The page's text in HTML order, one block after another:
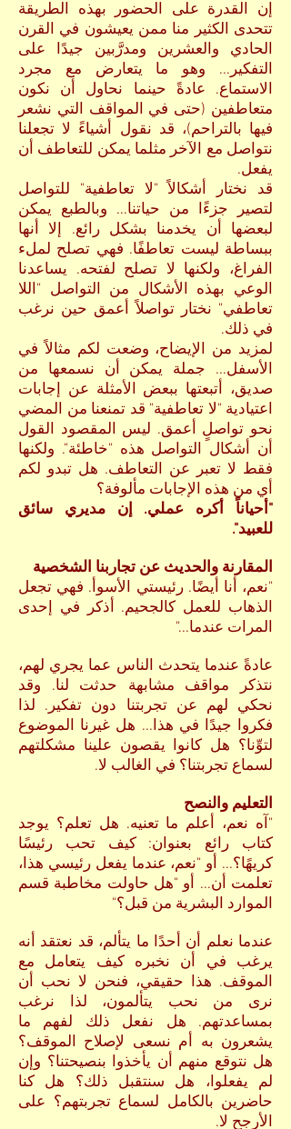
إن القدرة على الحضور بهذه الطريقة
تتحدى الكثير منا ممن يعيشون في القرن
الحادي والعشرين ومدرَّبين جيدًا على
التفكير... وهو ما يتعارض مع مجرد
الاستماع. عادةً حينما نحاول أن نكون
متعاطفين (حتى في المواقف التي نشعر
فيها بالتراحم)، قد نقول أشياءً لا تجعلنا
نتواصل مع الآخر مثلما يمكن للتعاطف أن
يفعل.
قد نختار أشكالاً "لا تعاطفية" للتواصل
لتصير جزءًا من حياتنا... وبالطبع يمكن
لبعضها أن يخدمنا بشكل رائع. إلا أنها
ببساطة ليست تعاطفًا. فهي تصلح لملء
الفراغ، ولكنها لا تصلح لفتحه. يساعدنا
الوعي بهذه الأشكال من التواصل "اللا
تعاطفي" نختار تواصلاً أعمق حين نرغب
في ذلك.
لمزيد من الإيضاح، وضعت لكم مثالاً في
الأسفل... جملة يمكن أن نسمعها من
صديق، أتبعتها ببعض الأمثلة عن إجابات
اعتيادية "لا تعاطفية" قد تمنعنا من المضي
نحو تواصلٍ أعمق. ليس المقصود القول
أن أشكال التواصل هذه "خاطئة". ولكنها
فقط لا تعبر عن التعاطف. هل تبدو لكم
أي من هذه الإجابات مألوفة؟
"أحياناً أكره عملي. إن مديري سائق
للعبيد".
المقارنة والحديث عن تجاربنا الشخصية
"نعم، أنا أيضًا. رئيستي الأسوأ. فهي تجعل
الذهاب للعمل كالجحيم. أذكر في إحدى
المرات عندما..."
عادةً عندما يتحدث الناس عما يجري لهم،
نتذكر مواقف مشابهة حدثت لنا. وقد
نحكي لهم عن تجربتنا دون تفكير. لذا
فكروا جيدًا في هذا... هل غيرنا الموضوع
لتوِّنا؟ هل كانوا يقصون علينا مشكلتهم
لسماع تجربتنا؟ في الغالب لا.
التعليم والنصح
"آه نعم، أعلم ما تعنيه. هل تعلم؟ يوجد
كتاب رائع بعنوان: كيف تحب رئيسًا
كريهًا؟... أو "نعم، عندما يفعل رئيسي هذا،
تعلمت أن... أو "هل حاولت مخاطبة قسم
الموارد البشرية من قبل؟"
عندما نعلم أن أحدًا ما يتألم، قد نعتقد أنه
يرغب في أن نخبره كيف يتعامل مع
الموقف. هذا حقيقي، فنحن لا نحب أن
نرى من نحب يتألمون، لذا نرغب
بمساعدتهم. هل نفعل ذلك لفهم ما
يشعرون به أم نسعى لإصلاح الموقف؟
هل نتوقع منهم أن يأخذوا بنصيحتنا؟ وإن
لم يفعلوا، هل سنتقبل ذلك؟ هل كنا
حاضرين بالكامل لسماع تجربتهم؟ على
الأرجح لا.